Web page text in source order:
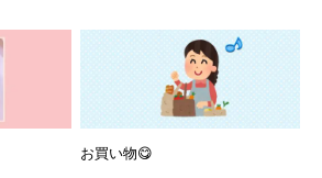
お買い物😋